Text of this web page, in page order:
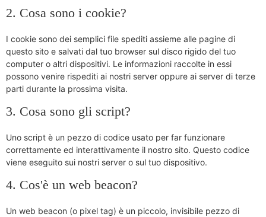
2. Cosa sono i cookie?
I cookie sono dei semplici file spediti assieme alle pagine di
questo sito e salvati dal tuo browser sul disco rigido del tuo
computer o altri dispositivi. Le informazioni raccolte in essi
possono venire rispediti ai nostri server oppure ai server di terze
parti durante la prossima visita.
3. Cosa sono gli script?
Uno script è un pezzo di codice usato per far funzionare
correttamente ed interattivamente il nostro sito. Questo codice
viene eseguito sui nostri server o sul tuo dispositivo.
4. Cos'è un web beacon?
Un web beacon (o pixel tag) è un piccolo, invisibile pezzo di